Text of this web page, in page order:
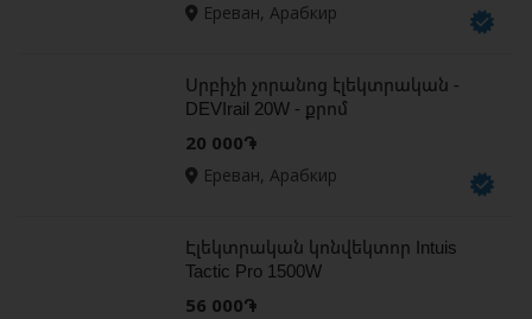
Ереван, Арабкир
Սրբիչի չորանոց էլեկտրական -
DEVIrail 20W - քրոմ
20 000֏
Ереван, Арабкир
Էլեկտրական կոնվեկտոր Intuis
Tactic Pro 1500W
56 000֏